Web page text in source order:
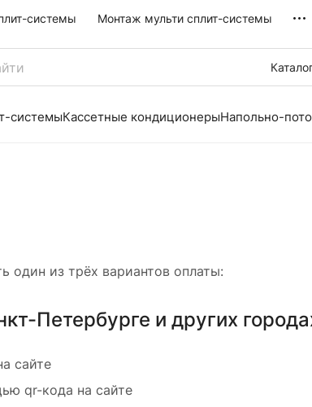
системы Монтаж мульти сплит-системы
системыКассетные кондиционерыНапольно-
один из трёх вариантов оплаты:
Петербурге и других
сайте
qr-кода на сайте